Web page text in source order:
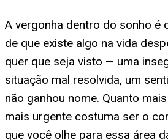
A vergonha dentro do sonho é
de que existe algo na vida
quer que seja visto — uma
situação mal resolvida, um
não ganhou nome. Quanto
mais urgente costuma ser o
que você olhe para essa área